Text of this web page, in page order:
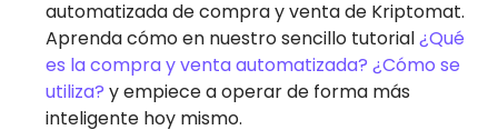
automatizada de compra y venta de Kriptomat.
Aprenda cómo en nuestro sencillo tutorial¿Qué
es la compra y venta automatizada? ¿Cómo se
utiliza? y empiece a operar de forma más
inteligente hoy mismo.